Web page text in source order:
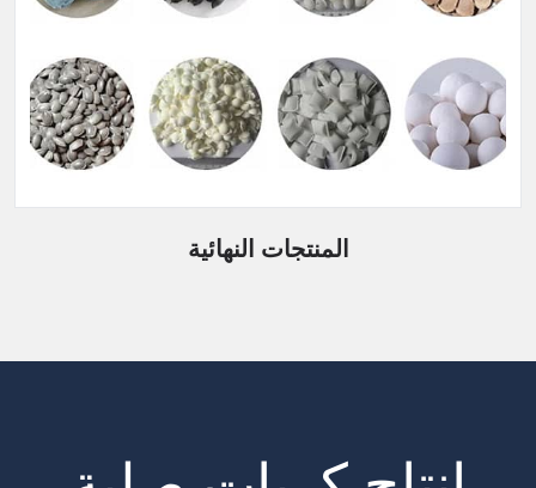
المنتجات النهائية